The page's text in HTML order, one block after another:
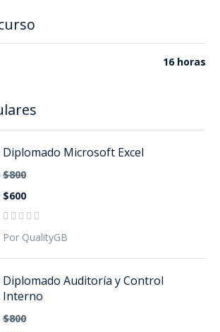
16 horas
Diplomado Microsoft Excel
$800
$600
Por QualityGB
Diplomado Auditoría y Control
Interno
$800